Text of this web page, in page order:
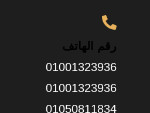
رقم الهاتف
01001323936
01001323936
01050811834